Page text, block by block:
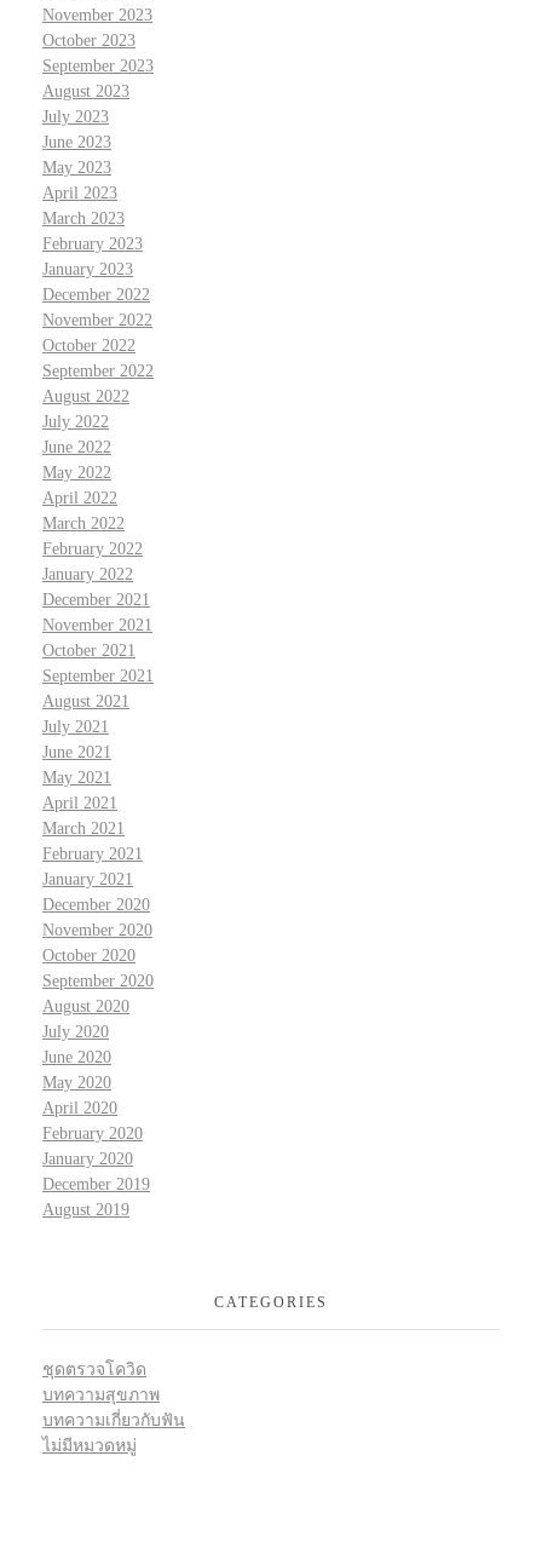
November 2023
October 2023
September 2023
August 2023
July 2023
June 2023
May 2023
April 2023
March 2023
February 2023
January 2023
December 2022
November 2022
October 2022
September 2022
August 2022
July 2022
June 2022
May 2022
April 2022
March 2022
February 2022
January 2022
December 2021
November 2021
October 2021
September 2021
August 2021
July 2021
June 2021
May 2021
April 2021
March 2021
February 2021
January 2021
December 2020
November 2020
October 2020
September 2020
August 2020
July 2020
June 2020
May 2020
April 2020
February 2020
January 2020
December 2019
August 2019
CATEGORIES
ชุดตรวจโควิด
บทความสุขภาพ
บทความเกี่ยวกับฟัน
ไม่มีหมวดหมู่